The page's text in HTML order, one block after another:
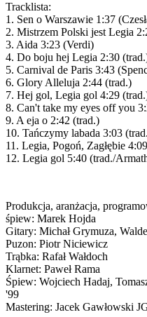
Tracklista:
1. Sen o Warszawie 1:37
2. Mistrzem Polski jest Legia
3. Aida 3:23 (Verdi)
4. Do boju hej Legia 2:30
5. Carnival de Paris 3:43
6. Glory Alleluja 2:44 (trad.)
7. Hej gol, Legia gol 4:29
8. Can't take my eyes off you
9. A eja o 2:42 (trad.)
10. Tańczymy labada 3:03
11. Legia, Pogoń, Zagłębie
12. Legia gol 5:40 (trad./
Produkcja, aranżacja,
śpiew: Marek Hojda
Gitary: Michał Grymuza,
Puzon: Piotr Niciewicz
Trąbka: Rafał Wałdoch
Klarnet: Paweł Rama
Śpiew: Wojciech Hadaj,
'99
Mastering: Jacek Gawłowski